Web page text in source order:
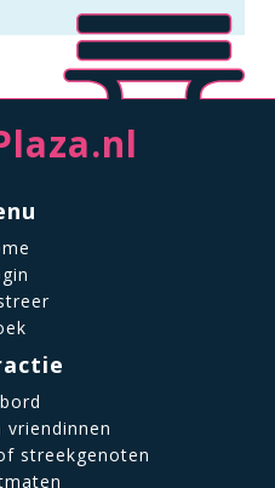
vriendinnen
streekgenoten